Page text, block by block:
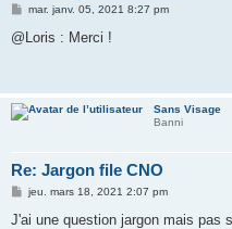
M
s
mar. janv. 05, 2021 8:27 pm
@Loris : Merci !
Sans Visage
Banni
Re: Jargon file CNO
M
s
jeu. mars 18, 2021 2:07 pm
J'ai une question jargon mais pas